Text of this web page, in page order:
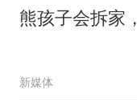
熊孩子会拆家
新媒体